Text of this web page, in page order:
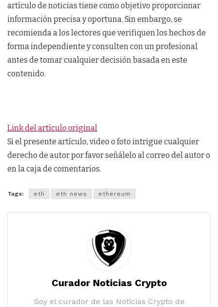
artículo de noticias tiene como objetivo proporcionar
información precisa y oportuna. Sin embargo, se
recomienda a los lectores que verifiquen los hechos de
forma independiente y consulten con un profesional
antes de tomar cualquier decisión basada en este
contenido.
Link del artículo original
Si el presente artículo, video o foto intrigue cualquier
derecho de autor por favor señálelo al correo del autor o
en la caja de comentarios.
Tags: eth eth news ethereum
Curador Noticias Crypto
Soy el curador de las Noticias Crypto de